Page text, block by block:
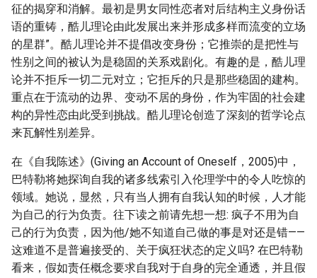
征的揭穿和消解。最初是男女同性恋者对后结构主义身份话
语的重铸，酷儿理论由此发展出来并形成多样而流变的立场
的星群”。酷儿理论并不提倡改变身份；它推崇的是把性与
性别之间的被认为是稳固的关系戏剧化。有趣的是，酷儿理
论并不拒斥一切二元对立；它拒斥的只是那些稳固的建构。
重点在于流动的边界、变动不居的身份，作为牢固的社会建
构的异性恋由此受到挑战。酷儿理论创造了深刻的哲学论点
来瓦解性别差异。
在《自我陈述》(Giving an Account of Oneself，2005)中，
巴特勒将她探询自我的诸多线索引入伦理学中的令人吃惊的
领域。她说，显然，只有当人拥有自我认知的时候，人才能
为自己的行为负责。往下读之前请先想一想: 疯子不用为自
己的行为负责，因为他/她不知道自己做的事是对还是错——
这难道不是普遍接受的、关于疯狂状态的定义吗? 在巴特勒
看来，假如责任概念要求自我对于自身的完全通透，并且假